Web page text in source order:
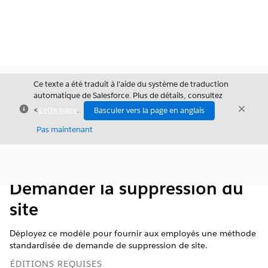
Fermer
Ce texte a été traduit à l’aide du système de traduction
automatique de Salesforce. Plus de détails, consultez
<cette page .
Basculer vers la page en anglais
Pas maintenant
Fermer
Demander la suppression du
site
Déployez ce modèle pour fournir aux employés une méthode
standardisée de demande de suppression de site.
ÉDITIONS REQUISES